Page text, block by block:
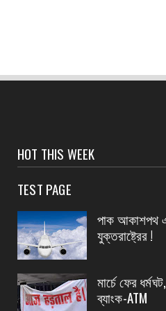
হলদিয়া পুরসভার ওয়ার্ড
সংবাদপত্রের ধার্যকৃত
August
বিদ্যুৎপৃষ্ঠ হয়ে
August 07,
নৈপুর গ্রাম পঞ্চায়েতে
পদে
HOT THIS WEEK
TEST PAGE
পাক আকাশপথ
যুক্তরাষ্ট্রের !
মার্চে ফের
ব্যাংক-ATM